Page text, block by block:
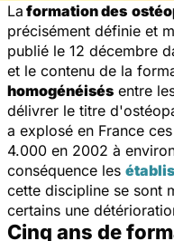
La formation des
précisément définie et
publié le 12 décembre
et le contenu de la
homogénéisés entre
délivrer le titre
a explosé en France
4.000 en 2002 à
conséquence les
cette discipline se sont
certains une
Cinq ans de